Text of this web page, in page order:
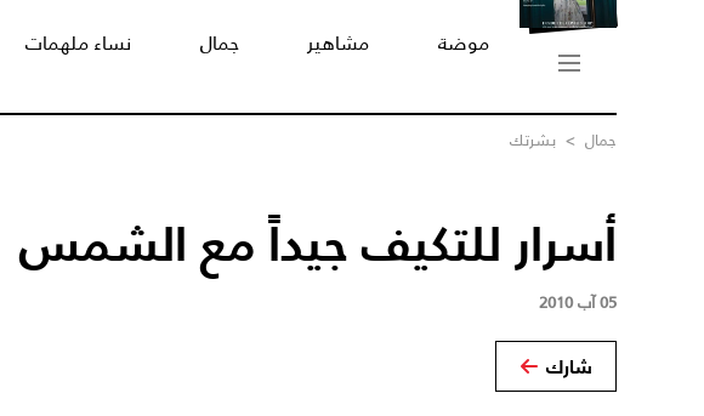
موضة مشاهير جمال نساء ملهمات
جمال > بشرتك
أسرار للتكيف جيداً مع الشمس
05 آب 2010
شارك